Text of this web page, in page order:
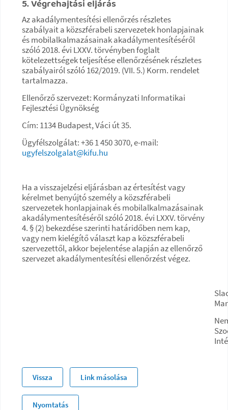
5. Végrehajtási eljárás
Az akadálymentesítési ellenőrzés részletes
szabályait a közszférabeli szervezetek honlapjainak
és mobilalkalmazásainak akadálymentesítéséről
szóló 2018. évi LXXV. törvényben foglalt
kötelezettségek teljesítése ellenőrzésének részletes
szabályairól szóló 162/2019. (VII. 5.) Korm. rendelet
tartalmazza.
Ellenőrző szervezet: Kormányzati Informatikai
Fejlesztési Ügynökség
Cím: 1134 Budapest, Váci út 35.
Ügyfélszolgálat: +36 1 450 3070, e-mail:
ugyfelszolgalat@kifu.hu
Ha a visszajelzési eljárásban az értesítést vagy
kérelmet benyújtó személy a közszférabeli
szervezetek honlapjainak és mobilalkalmazásainak
akadálymentesítéséről szóló 2018. évi LXXV. törvény
4. § (2) bekezdése szerinti határidőben nem kap,
vagy nem kielégítő választ kap a közszférabeli
szervezettől, akkor bejelentése alapján az ellenőrző
szervezet akadálymentesítési ellenőrzést végez.
Vissza Link másolása
Nyomtatás